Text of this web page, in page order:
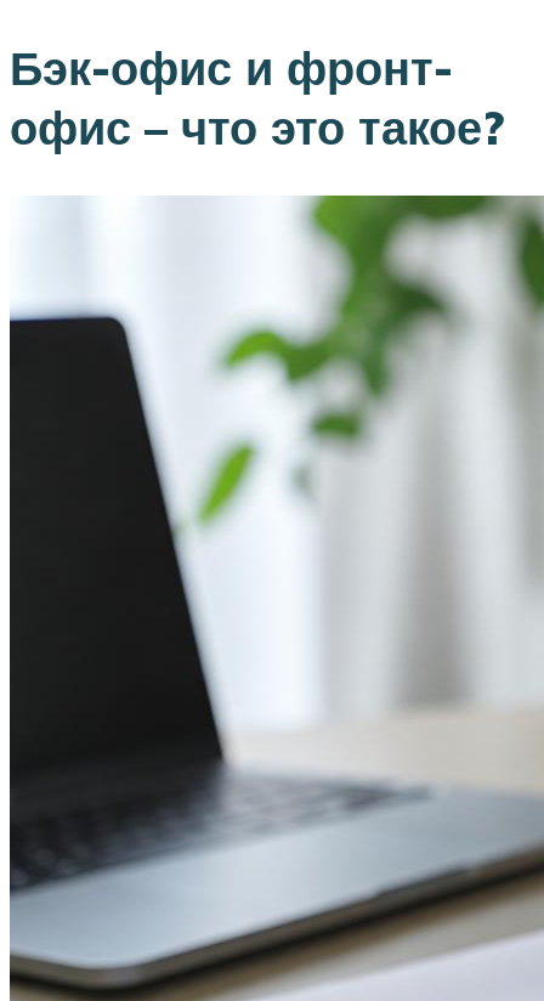
Бэк-офис и фронт-
офис – что это такое?